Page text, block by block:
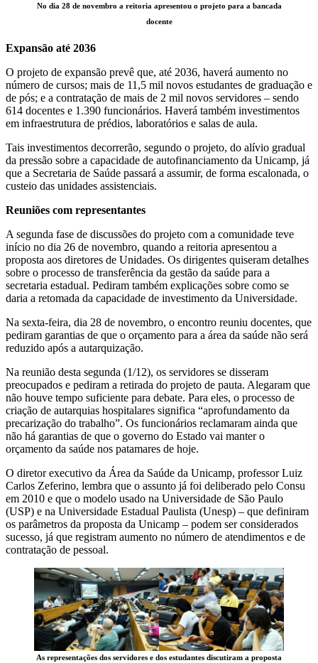
No dia 28 de novembro a reitoria apresentou o projeto para a bancada
docente
Expansão até 2036
O projeto de expansão prevê que, até 2036, haverá aumento no
número de cursos; mais de 11,5 mil novos estudantes de graduação e
de pós; e a contratação de mais de 2 mil novos servidores – sendo
614 docentes e 1.390 funcionários. Haverá também investimentos
em infraestrutura de prédios, laboratórios e salas de aula.
Tais investimentos decorrerão, segundo o projeto, do alívio gradual
da pressão sobre a capacidade de autofinanciamento da Unicamp, já
que a Secretaria de Saúde passará a assumir, de forma escalonada, o
custeio das unidades assistenciais.
Reuniões com representantes
A segunda fase de discussões do projeto com a comunidade teve
início no dia 26 de novembro, quando a reitoria apresentou a
proposta aos diretores de Unidades. Os dirigentes quiseram detalhes
sobre o processo de transferência da gestão da saúde para a
secretaria estadual. Pediram também explicações sobre como se
daria a retomada da capacidade de investimento da Universidade.
Na sexta-feira, dia 28 de novembro, o encontro reuniu docentes, que
pediram garantias de que o orçamento para a área da saúde não será
reduzido após a autarquização.
Na reunião desta segunda (1/12), os servidores se disseram
preocupados e pediram a retirada do projeto de pauta. Alegaram que
não houve tempo suficiente para debate. Para eles, o processo de
criação de autarquias hospitalares significa “aprofundamento da
precarização do trabalho”. Os funcionários reclamaram ainda que
não há garantias de que o governo do Estado vai manter o
orçamento da saúde nos patamares de hoje.
O diretor executivo da Área da Saúde da Unicamp, professor Luiz
Carlos Zeferino, lembra que o assunto já foi deliberado pelo Consu
em 2010 e que o modelo usado na Universidade de São Paulo
(USP) e na Universidade Estadual Paulista (Unesp) – que definiram
os parâmetros da proposta da Unicamp – podem ser considerados
sucesso, já que registram aumento no número de atendimentos e de
contratação de pessoal.
As representações dos servidores e dos estudantes discutiram a proposta